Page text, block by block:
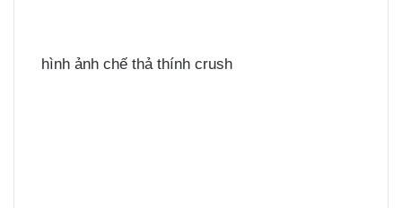
hình ảnh chế thả thính crush